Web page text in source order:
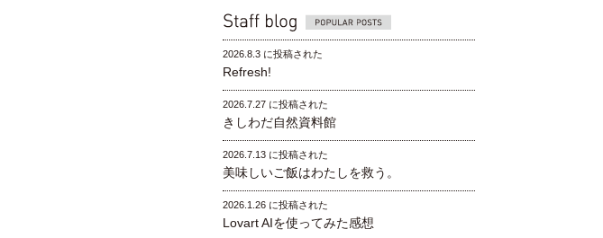
Popular posts
2026.8.3 に投稿された
Refresh!
2026.7.27 に投稿された
きしわだ自然資料館
2026.7.13 に投稿された
美味しいご飯はわたしを救う。
2026.1.26 に投稿された
Lovart AIを使ってみた感想